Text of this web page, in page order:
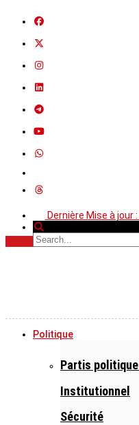
Dernière Mise à jour
Politique
Partis
Institutionnel
Sécurité